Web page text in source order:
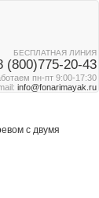
БЕСПЛАТНАЯ ЛИНИЯ
(800)775-20-43
пн-пт 9:00-17:30
info@fonarimayak.ru
с двумя